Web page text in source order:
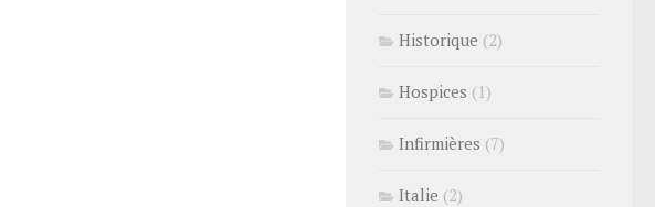
Historique (2)
Hospices (1)
Infirmières (7)
Italie (2)